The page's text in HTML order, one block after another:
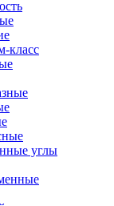
класс
углы